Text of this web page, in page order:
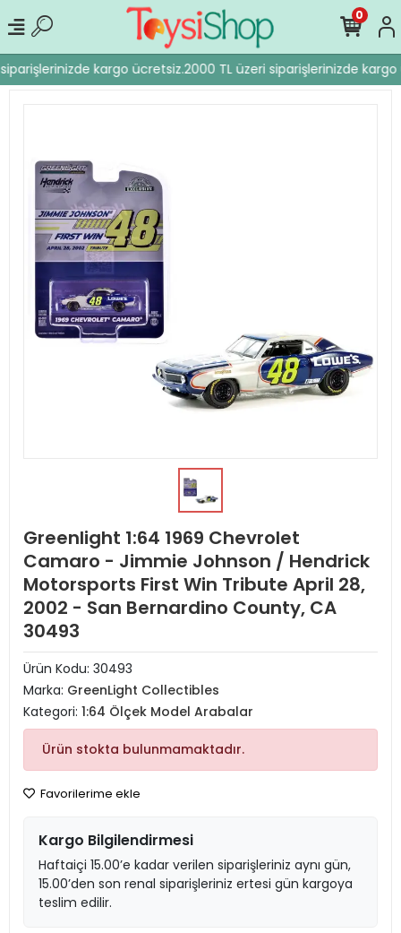
kargo ücretsiz.2000 TL üzeri siparişlerinizde kargo
0
Greenlight 1:64 1969 Chevrolet
Camaro - Jimmie Johnson / Hendrick
Motorsports First Win Tribute April 28,
2002 - San Bernardino County, CA
30493
Ürün Kodu: 30493
Marka: GreenLight Collectibles
Kategori: 1:64 Ölçek Model Arabalar
Ürün stokta bulunmamaktadır.
Favorilerime ekle
Kargo Bilgilendirmesi
Haftaiçi 15.00’e kadar verilen siparişleriniz aynı gün,
15.00’den son renal siparişleriniz ertesi gün kargoya
teslim edilir.